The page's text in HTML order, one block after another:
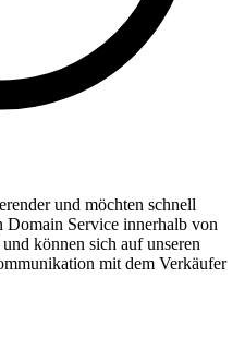
und möchten schnell
Domain Service innerhalb von
können sich auf unseren
mit dem Verkäufer